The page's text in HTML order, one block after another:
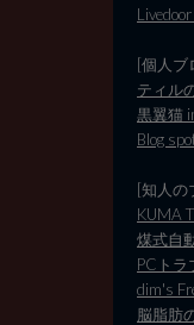
[個人ブ
ティル
黒翼猫
Blog
[知人の
KUMA
煤式自
PCトラ
dim's
脳脂肪